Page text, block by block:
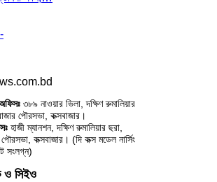
৩৮৯ নাওয়ার ভিলা, দক্ষিণ রুমালিয়ার
পৌরসভা, কক্সবাজার।
হাজী ম্যানশন, দক্ষিণ রুমালিয়ার ছরা,
পৌরসভা, কক্সবাজার। (দি কক্স মডেল নার্সিং
সংলগ্ন)
ও সিইও